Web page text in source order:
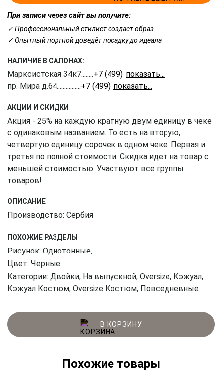
При записи через сайт вы получите:
✓ Профессиональный стилист создаст образ
✓ Опытный портной доведёт посадку до идеала
НАЛИЧИЕ В САЛОНАХ:
Марксистская 34к7........+7 (499) 350-41-77
пр. Мира д.64................+7 (499) 350-51-05
АКЦИИ И СКИДКИ
Акция - 25% на каждую кратную двум единицу в чеке
с одинаковым названием. То есть на вторую,
четвертую единицу сорочек в одном чеке. Первая и
третья по полной стоимости. Скидка идет на товар с
меньшей стоимостью. Участвуют все группы
товаров!
ОПИСАНИЕ
Производство: Сербия
ПОХОЖИЕ РАЗДЕЛЫ
Рисунок: Однотонные,
Цвет: Черные
Категории: Двойки, На выпускной, Oversize, Кэжуал,
Кэжуал Костюм, Oversize Костюм, Повседневные
В КОРЗИНУ
Похожие товары